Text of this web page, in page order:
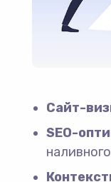
Сайт-
SEO-